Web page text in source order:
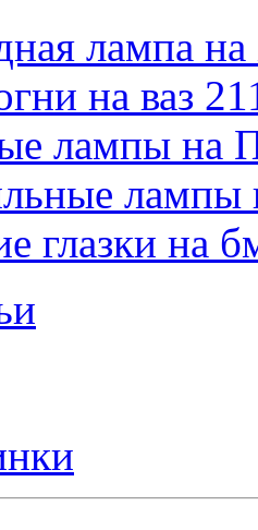
лампа
на ваз
лампы на
лампы
глазки на